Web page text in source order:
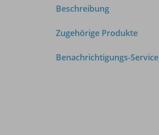
Beschreibung
Zugehörige Produkte
Benachrichtigungs-Service